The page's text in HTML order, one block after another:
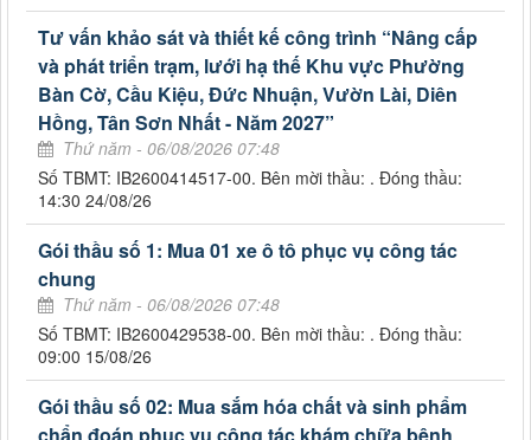
Tư vấn khảo sát và thiết kế công trình “Nâng cấp
và phát triển trạm, lưới hạ thế Khu vực Phường
Bàn Cờ, Cầu Kiệu, Đức Nhuận, Vườn Lài, Diên
Hồng, Tân Sơn Nhất - Năm 2027”
Thứ năm - 06/08/2026 07:48
Số TBMT: IB2600414517-00. Bên mời thầu: . Đóng thầu:
14:30 24/08/26
Gói thầu số 1: Mua 01 xe ô tô phục vụ công tác
chung
Thứ năm - 06/08/2026 07:48
Số TBMT: IB2600429538-00. Bên mời thầu: . Đóng thầu:
09:00 15/08/26
Gói thầu số 02: Mua sắm hóa chất và sinh phẩm